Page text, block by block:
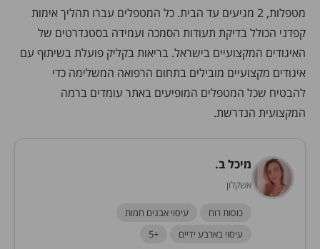
מטפלות, 2 מגיעים עד הבית. כל המטפלים עברו תהליך אימות
קפדני הכולל בדיקת תעודות הסמכה ועמידה בסטנדרטים של
האיגודים המקצועיים בישראל. בריאות בקליק פועלת בשיתוף עם
איגודים מקצועיים מובילים בתחום הרפואה המשלימה כדי
להבטיח שכל המטפלים המופיעים באתר עומדים ברמה
המקצועית הנדרשת.
מיכל ב.
אשקלון
כוסות רוח
עיסוי אבנים חמות
עיסוי בארבע ידיים
+5